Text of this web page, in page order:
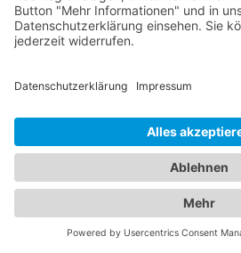
bei Nürnberg, um in
unkompliziert den richtigen
schwierigen Situationen zur
Ihnen die Unterstützung zu
benötigen. Gleiches gilt
fürAbschleppdienst Burgthann
Fahrzeugpannen
Übernachtungen:
Kombination von